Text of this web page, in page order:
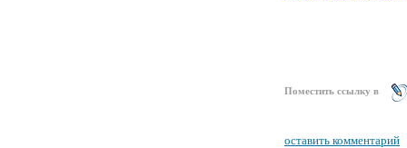
Поместить ссылку в
оставить комментарий